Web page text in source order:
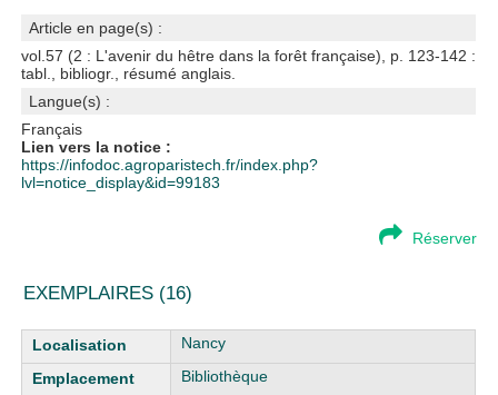
Article en page(s) :
vol.57 (2 : L'avenir du hêtre dans la forêt française), p. 123-142 :
tabl., bibliogr., résumé anglais.
Langue(s) :
Français
Lien vers la notice :
https://infodoc.agroparistech.fr/index.php?
lvl=notice_display&id=99183
Réserver
EXEMPLAIRES (16)
Liste des exemplaires
Nancy
Bibliothèque